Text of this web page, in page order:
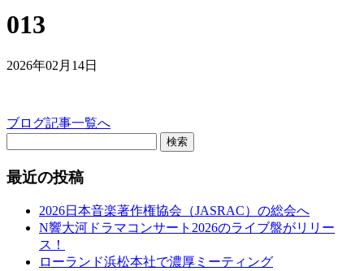
013
2026年02月14日
ブログ記事一覧へ
検索
最近の投稿
2026日本音楽著作権協会（JASRAC）の総会へ
N響大河ドラマコンサート2026のライブ盤がリリー
ス！
ローランド浜松本社で濃厚ミーティング